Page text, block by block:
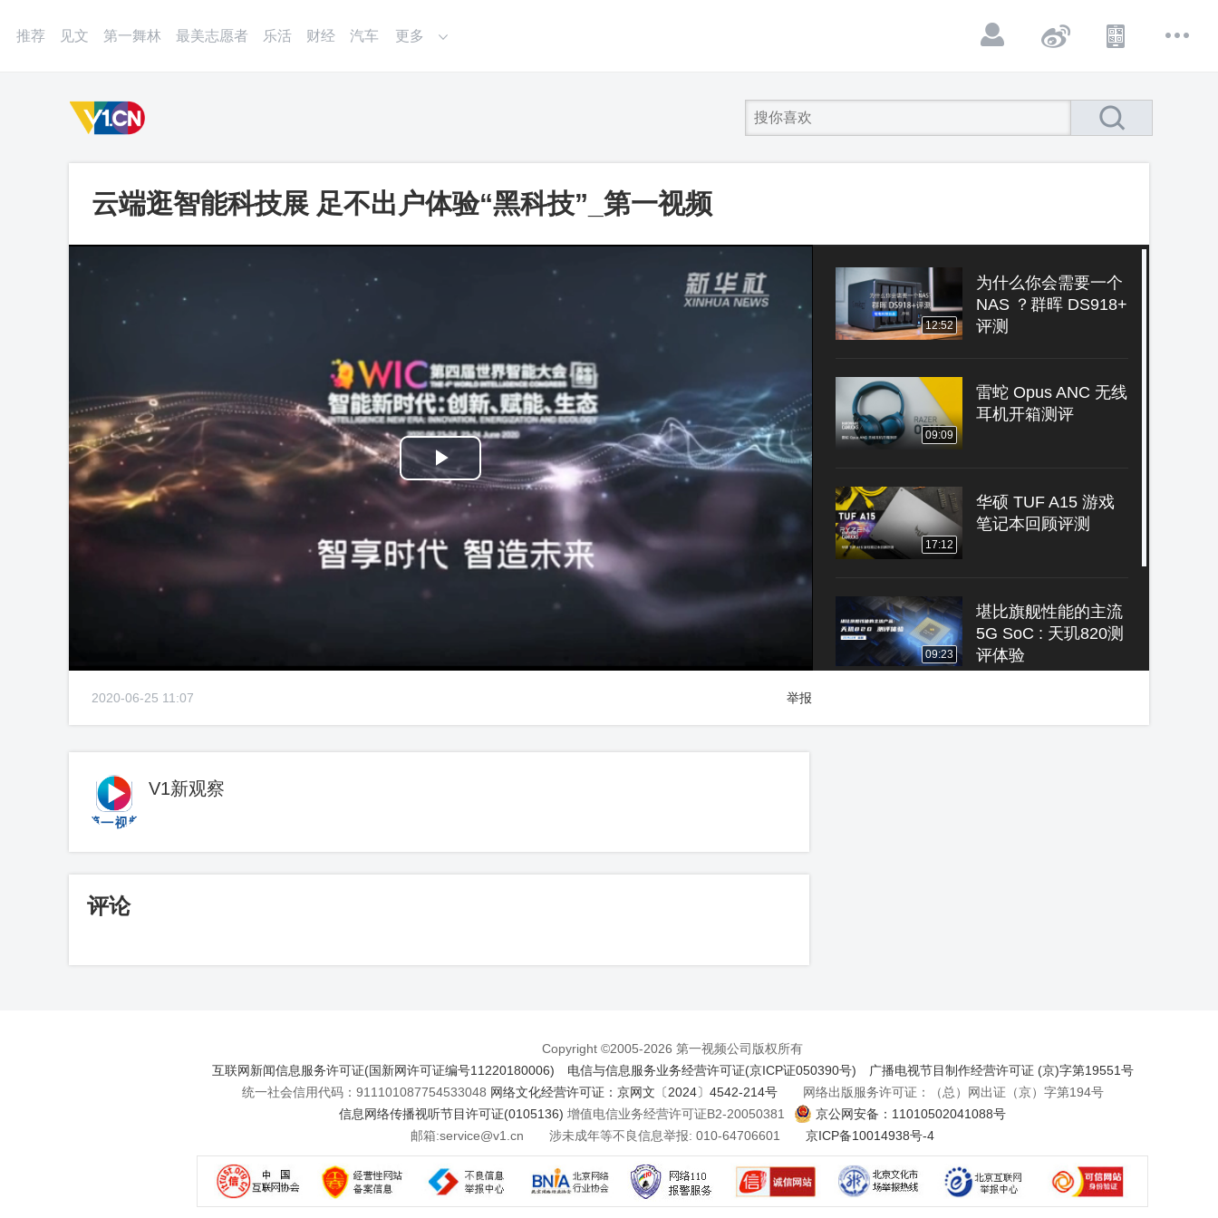
推荐 见文 第一舞林 最美志愿者 乐活 财经 汽车 更多
云端逛智能科技展 足不出户体验“黑科技”_第一视频
Play
Video
12:52
为什么你会需要一个
NAS ？群晖 DS918+
评测
09:09
雷蛇 Opus ANC 无线
耳机开箱测评
17:12
华硕 TUF A15 游戏
笔记本回顾评测
09:23
堪比旗舰性能的主流
5G SoC : 天玑820测
评体验
办公使用场景的投影
2020-06-25 11:07 举报
V1新观察
评论
Copyright ©2005-2026 第一视频公司版权所有
互联网新闻信息服务许可证(国新网许可证编号11220180006)
电信与信息服务业务经营许可证(京ICP证050390号)
广播电视节目制作经营许可证 (京)字第19551号
统一社会信用代码：911101087754533048 网络文化经营许可证：京网文〔2024〕4542-214号网络出版服务许可证：（总）网出证（京）字第194号
信息网络传播视听节目许可证(0105136) 增值电信业务经营许可证B2-20050381
京公网安备：11010502041088号
邮箱:service@v1.cn 涉未成年等不良信息举报: 010-64706601 京ICP备10014938号-4